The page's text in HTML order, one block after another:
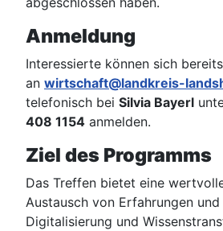
Anmeldung
Interessierte können sich
an wirtschaft@landkreis-
telefonisch bei Silvia Bayerl
408 1154 anmelden.
Ziel des Programms
Das Treffen bietet eine
Austausch von Erfahrungen
Digitalisierung und